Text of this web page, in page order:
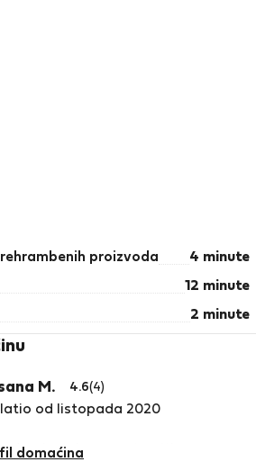
proizvoda 4 minute
12 minute
2 minute
M. 4.6(4)
od listopada 2020
welcoming guests with
domaćina